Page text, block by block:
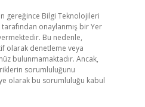
gereğince Bilgi Teknolojileri
onaylanmış bir Yer
Bu nedenle,
olarak denetleme veya
bulunmamaktadır. Ancak,
sorumluluğunu
olarak bu sorumluluğu kabul